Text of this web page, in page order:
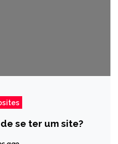
se ter um site?